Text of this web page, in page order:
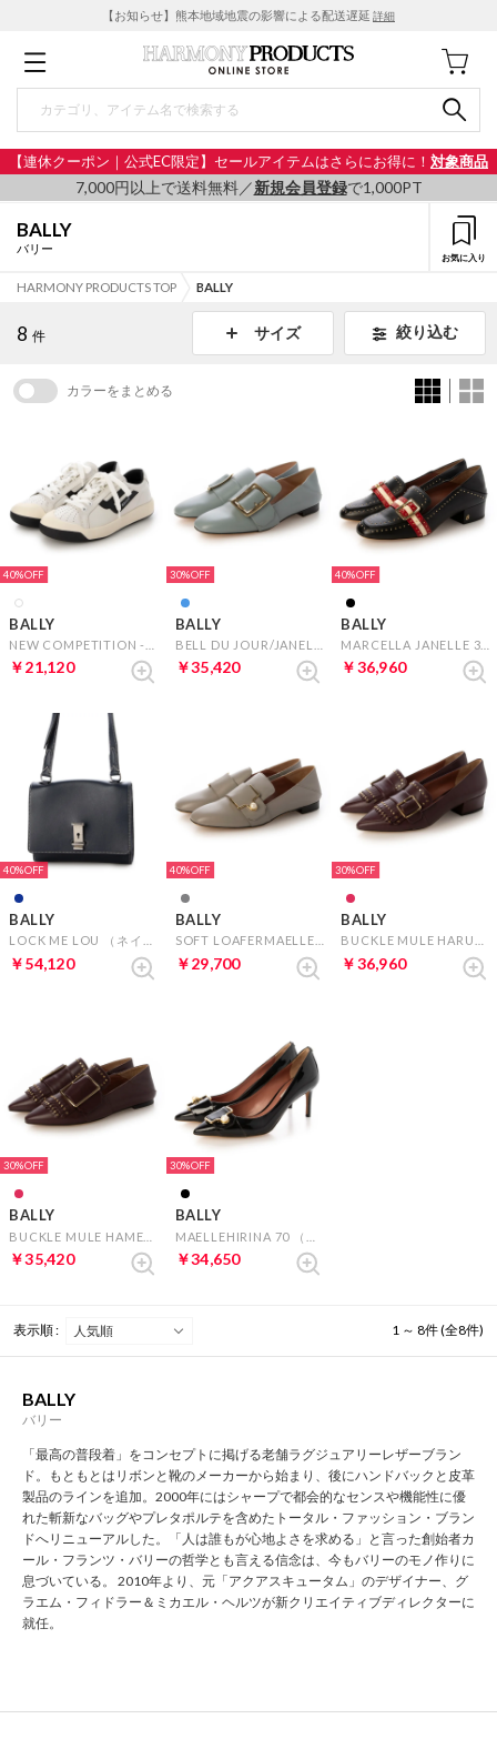
【お知らせ】熊本地域地震の影響による配送遅延 詳細
【連休クーポン｜公式EC限定】セールアイテムはさらにお得に！ 対象商品
7,000円以上で送料無料／新規会員登録で1,000PT
BALLY
バリー
お気に入り
HARMONY PRODUCTS TOP BALLY
8 件 サイズ 絞り込む
カラーをまとめる
40%
BALLY
￥21,120
30%
BALLY
￥35,420
40%
BALLY
￥36,960
40%
BALLY
￥54,120
40%
BALLY
￥29,700
30%
BALLY
￥36,960
30%
BALLY
￥35,420
30%
BALLY
￥34,650
表示順 : 1 ～ 8件 (全8件)
BALLY
バリー
「最高の普段着」をコンセプトに掲げる老舗ラグジュアリーレザーブラン
ド。もともとはリボンと靴のメーカーから始まり、後にハンドバックと皮革
製品のラインを追加。2000年にはシャープで都会的なセンスや機能性に優
れた斬新なバッグやプレタポルテを含めたトータル・ファッション・ブラン
ドへリニューアルした。「人は誰もが心地よさを求める」と言った創始者カ
ール・フランツ・バリーの哲学とも言える信念は、今もバリーのモノ作りに
息づいている。 2010年より、元「アクアスキュータム」のデザイナー、グ
ラエム・フィドラー＆ミカエル・ヘルツが新クリエイティブディレクターに
就任。